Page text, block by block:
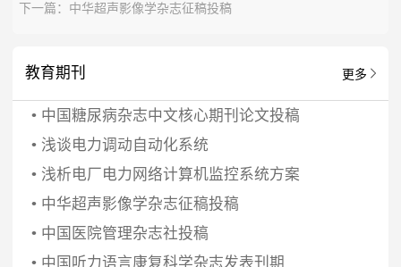
下一篇： 中华超声影像学杂志征稿投稿
教育期刊 更多
• 中国糖尿病杂志中文核心期刊论文投稿
• 浅谈电力调动自动化系统
• 浅析电厂电力网络计算机监控系统方案
• 中华超声影像学杂志征稿投稿
• 中国医院管理杂志社投稿
• 中国听力语言康复科学杂志发表刊期